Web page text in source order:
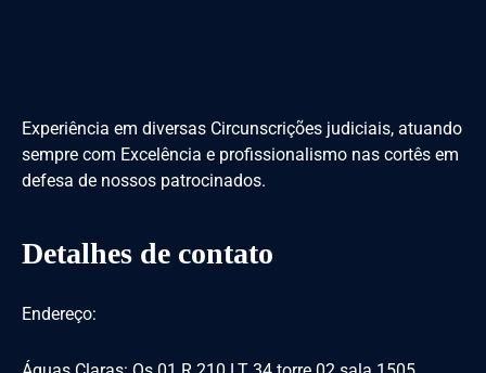
Experiência em diversas Circunscrições judiciais, atuando
sempre com Excelência e profissionalismo nas cortês em
defesa de nossos patrocinados.
Detalhes de contato
Endereço: